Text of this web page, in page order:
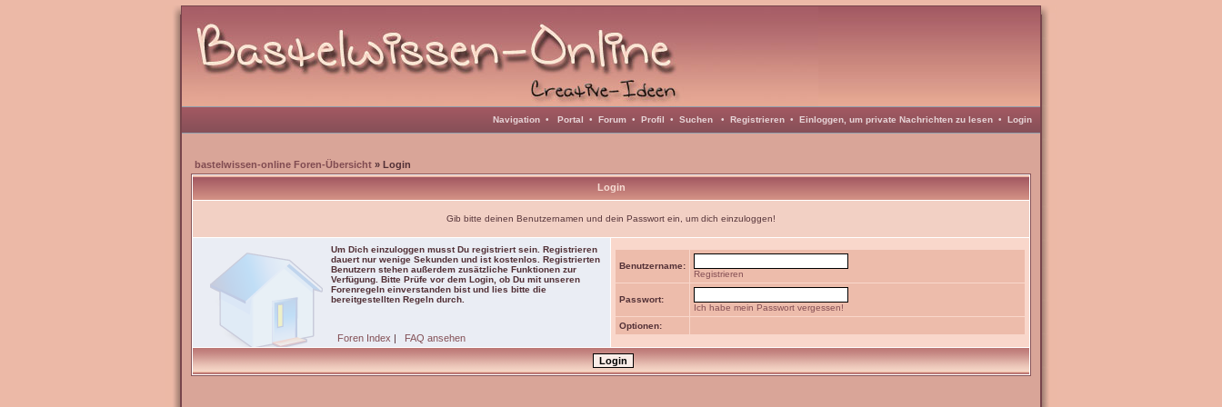
Navigation • Portal • Forum • Profil • Suchen • Registrieren • Einloggen, um private Nachrichten zu lesen • Login
bastelwissen-online Foren-Übersicht » Login
Login
Gib bitte deinen Benutzernamen und dein Passwort ein, um dich einzuloggen!
Um Dich einzuloggen musst Du registriert sein. Registrieren
dauert nur wenige Sekunden und ist kostenlos. Registrierten
Benutzern stehen außerdem zusätzliche Funktionen zur
Verfügung. Bitte Prüfe vor dem Login, ob Du mit unseren
Forenregeln einverstanden bist und lies bitte die
bereitgestellten Regeln durch.
Foren Index | FAQ ansehen
Benutzername:
Registrieren
Passwort:
Ich habe mein Passwort vergessen!
Optionen: